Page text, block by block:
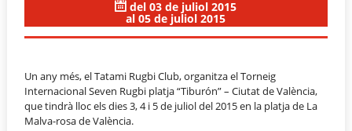
del 03 de juliol 2015
al 05 de juliol 2015
Un any més, el Tatami Rugbi Club, organitza el Torneig
Internacional Seven Rugbi platja “Tiburón” – Ciutat de València,
que tindrà lloc els dies 3, 4 i 5 de juliol del 2015 en la platja de La
Malva-rosa de València.